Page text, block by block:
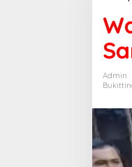
Admin